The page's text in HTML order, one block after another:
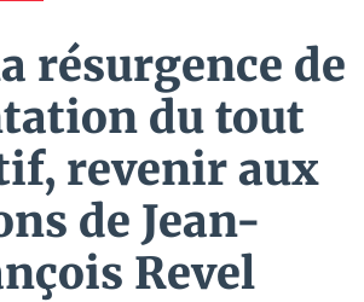
résurgence de
du tout
revenir aux
de Jean-
Revel